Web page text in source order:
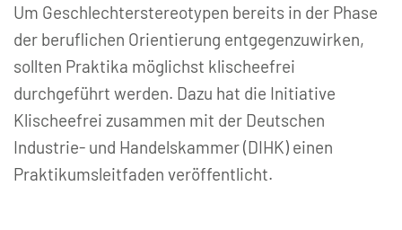
Um Geschlechterstereotypen bereits in der Phase
der beruflichen Orientierung entgegenzuwirken,
sollten Praktika möglichst klischeefrei
durchgeführt werden. Dazu hat die Initiative
Klischeefrei zusammen mit der Deutschen
Industrie- und Handelskammer (DIHK) einen
Praktikumsleitfaden veröffentlicht.